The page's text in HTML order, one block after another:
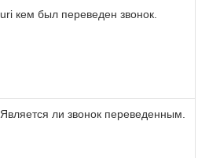
uri кем был переведен звонок.
Является ли звонок переведенным.